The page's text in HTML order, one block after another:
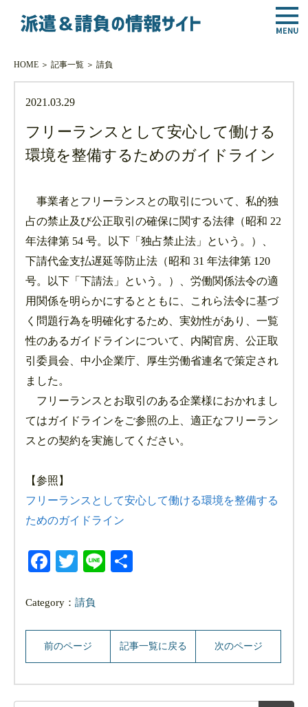
HOME＞ 記事一覧＞ 請負
2021.03.29
フリーランスとして安心して働ける
環境を整備するためのガイドライン
事業者とフリーランスとの取引について、私的独
占の禁止及び公正取引の確保に関する法律（昭和 22
年法律第 54 号。以下「独占禁止法」という。）、
下請代金支払遅延等防止法（昭和 31 年法律第 120
号。以下「下請法」という。）、労働関係法令の適
用関係を明らかにするとともに、これら法令に基づ
く問題行為を明確化するため、実効性があり、一覧
性のあるガイドラインについて、内閣官房、公正取
引委員会、中小企業庁、厚生労働省連名で策定され
ました。
フリーランスとお取引のある企業様におかれまし
てはガイドラインをご参照の上、適正なフリーラン
スとの契約を実施してください。
【参照】
フリーランスとして安心して働ける環境を整備する
ためのガイドライン
Facebook
Twitter
Line
Category：請負
前のページ 記事一覧に戻る 次のページ